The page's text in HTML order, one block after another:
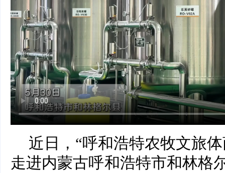
近日，“呼和浩特农牧文旅
走进内蒙古呼和浩特市和林格